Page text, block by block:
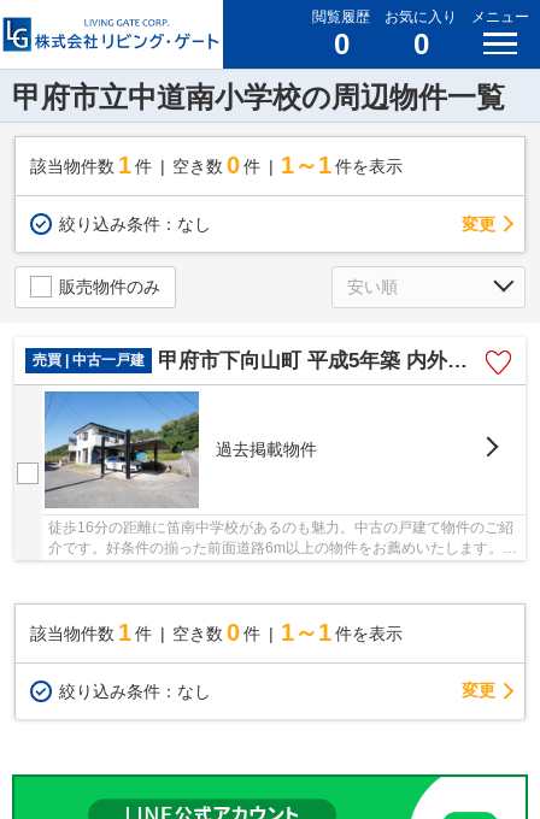
閲覧履歴
0
お気に入り
0
メニュー
甲府市立中道南小学校の周辺物件一覧
該当物件数 1件 空き数 0 件 1～1 件を表示
絞り込み条件： なし 変更
販売物件のみ
売買 | 中古一戸建 甲府市下向山町 平成5年築 内外装一新 南東角地 車2台
過去掲載物件
徒歩16分の距離に笛南中学校があるのも魅力。中古の戸建て物件のご紹
介です。好条件の揃った前面道路6m以上の物件をお薦めいたします。マ
該当物件数 1件 空き数 0 件 1～1 件を表示
絞り込み条件： なし 変更